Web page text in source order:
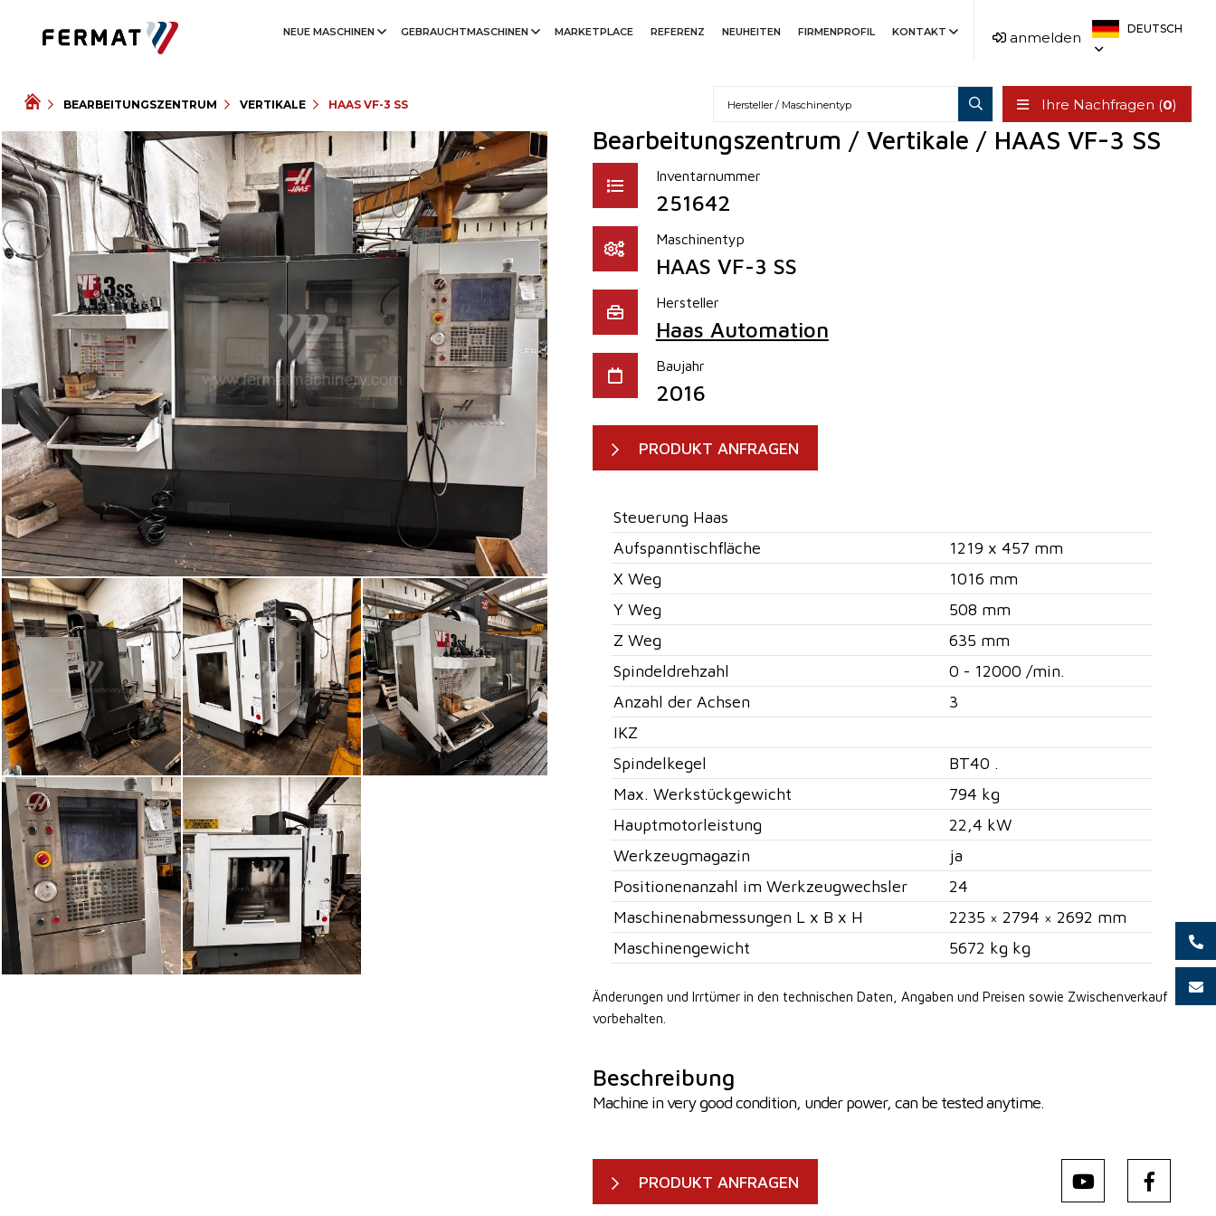
NEUE MASCHINEN GEBRAUCHTMASCHINEN MARKETPLACE REFERENZ NEUHEITEN FIRMENPROFIL KONTAKT anmelden
DEUTSCH
BEARBEITUNGSZENTRUM VERTIKALE HAAS VF-3 SS Ihre Nachfragen (0)
Bearbeitungszentrum / Vertikale / HAAS VF-3 SS
Inventarnummer
251642
Maschinentyp
HAAS VF-3 SS
Hersteller
Haas Automation
Baujahr
2016
PRODUKT ANFRAGEN
Steuerung Haas
Aufspanntischfläche
1219 x 457 mm
X Weg
1016 mm
Y Weg
508 mm
Z Weg
635 mm
Spindeldrehzahl
0 - 12000 /min.
Anzahl der Achsen
3
IKZ
Spindelkegel
BT40 .
Max. Werkstückgewicht
794 kg
Hauptmotorleistung
22,4 kW
Werkzeugmagazin
ja
Positionenanzahl im Werkzeugwechsler
24
Maschinenabmessungen L x B x H
2235 × 2794 × 2692 mm
Maschinengewicht
5672 kg kg
Änderungen und Irrtümer in den technischen Daten, Angaben und Preisen sowie Zwischenverkauf
vorbehalten.
Beschreibung
Machine in very good condition, under power, can be tested anytime.
PRODUKT ANFRAGEN